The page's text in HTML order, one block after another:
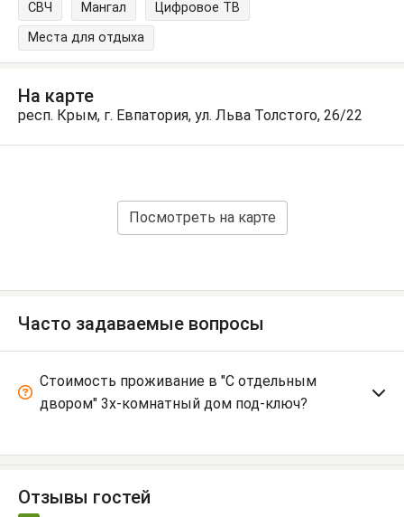
СВЧ Мангал
Цифровое ТВ
Места для отдыха
На карте
респ. Крым, г. Евпатория, ул. Льва Толстого, 26/22
Посмотреть на карте
Часто задаваемые вопросы
Стоимость проживание в "С отдельным
двором" 3х-комнатный дом под-ключ?
Отзывы гостей